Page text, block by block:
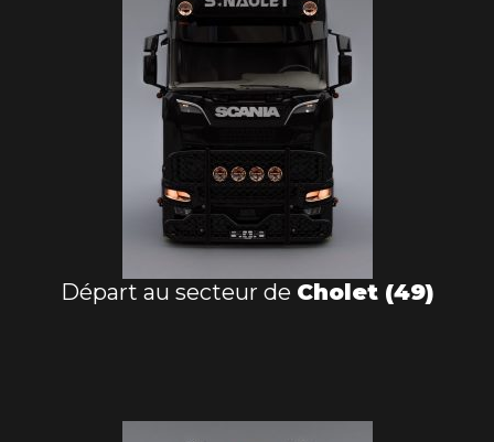
Départ au secteur de Cholet (49)